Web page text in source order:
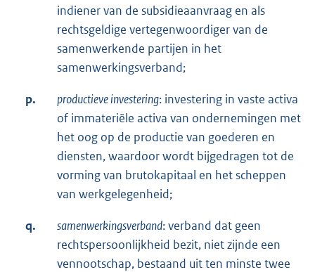
indiener van de subsidieaanvraag en als
rechtsgeldige vertegenwoordiger van de
samenwerkende partijen in het
samenwerkingsverband;
p. productieve investering: investering in vaste activa
of immateriële activa van ondernemingen met
het oog op de productie van goederen en
diensten, waardoor wordt bijgedragen tot de
vorming van brutokapitaal en het scheppen
van werkgelegenheid;
q. samenwerkingsverband: verband dat geen
rechtspersoonlijkheid bezit, niet zijnde een
vennootschap, bestaand uit ten minste twee